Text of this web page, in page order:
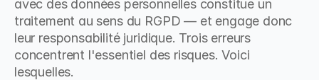
avec des données personnelles constitue un
traitement au sens du RGPD — et engage donc
leur responsabilité juridique. Trois erreurs
concentrent l'essentiel des risques. Voici
lesquelles.